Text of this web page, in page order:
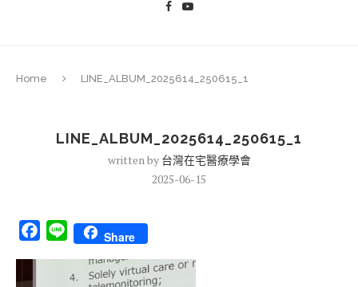
Home LINE_ALBUM_2025614_250615_1
LINE_ALBUM_2025614_250615_1
written by 台灣在宅醫療學會
2025-06-15
Facebook
Line Share